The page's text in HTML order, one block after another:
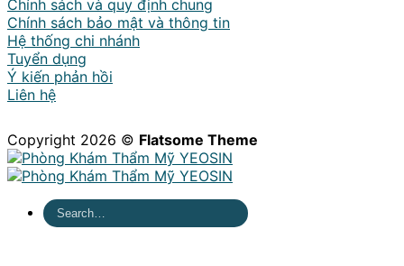
Chính sách và quy định chung
Chính sách bảo mật và thông tin
Hệ thống chi nhánh
Tuyển dụng
Ý kiến phản hồi
Liên hệ
Copyright 2026 © Flatsome Theme